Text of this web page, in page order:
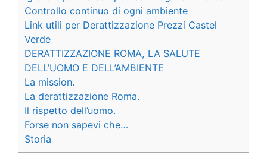
Controllo continuo di ogni ambiente
Link utili per Derattizzazione Prezzi Castel
Verde
DERATTIZZAZIONE ROMA, LA SALUTE
DELL’UOMO E DELL’AMBIENTE
La mission.
La derattizzazione Roma.
Il rispetto dell’uomo.
Forse non sapevi che…
Storia